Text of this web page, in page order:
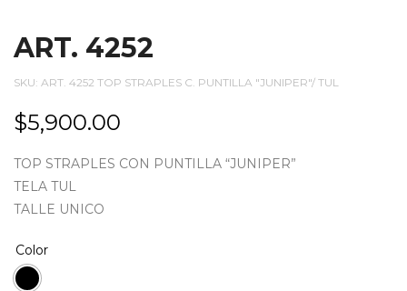
ART. 4252
SKU: ART. 4252 TOP STRAPLES C. PUNTILLA "JUNIPER"/ TUL
$5,900.00
TOP STRAPLES CON PUNTILLA “JUNIPER”
TELA TUL
TALLE UNICO
Color